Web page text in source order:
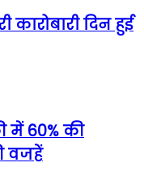
दिन हुई
में 60% की
वजहें